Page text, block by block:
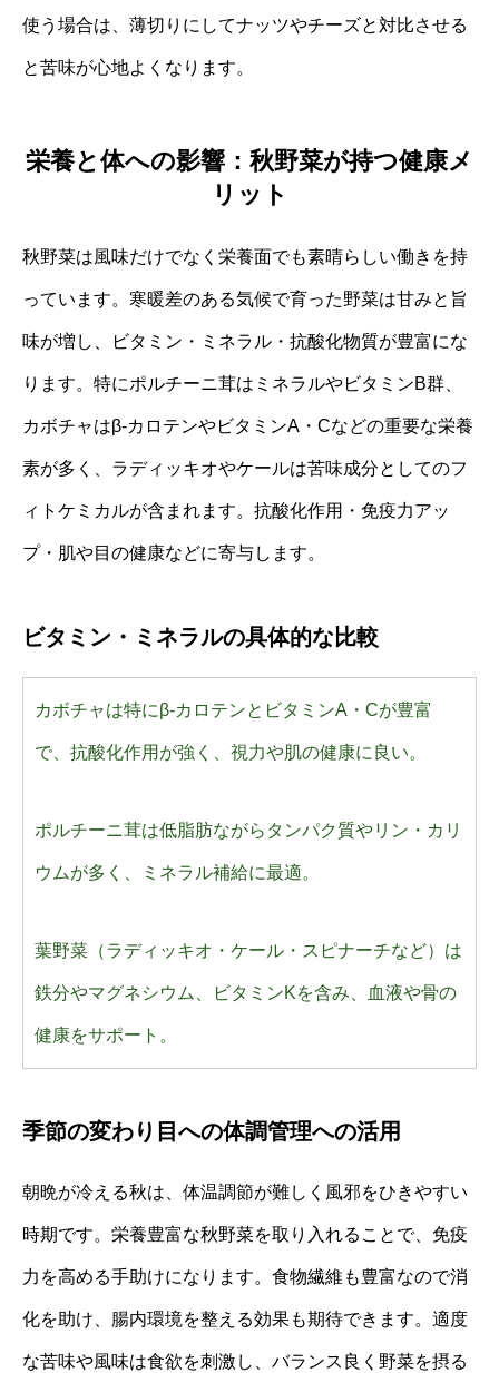
使う場合は、薄切りにしてナッツやチーズと対比させる
と苦味が心地よくなります。
栄養と体への影響：秋野菜が持つ健康メ
リット
秋野菜は風味だけでなく栄養面でも素晴らしい働きを持
っています。寒暖差のある気候で育った野菜は甘みと旨
味が増し、ビタミン・ミネラル・抗酸化物質が豊富にな
ります。特にポルチーニ茸はミネラルやビタミンB群、
カボチャはβ-カロテンやビタミンA・Cなどの重要な栄養
素が多く、ラディッキオやケールは苦味成分としてのフ
ィトケミカルが含まれます。抗酸化作用・免疫力アッ
プ・肌や目の健康などに寄与します。
ビタミン・ミネラルの具体的な比較
カボチャは特にβ-カロテンとビタミンA・Cが豊富
で、抗酸化作用が強く、視力や肌の健康に良い。
ポルチーニ茸は低脂肪ながらタンパク質やリン・カリ
ウムが多く、ミネラル補給に最適。
葉野菜（ラディッキオ・ケール・スピナーチなど）は
鉄分やマグネシウム、ビタミンKを含み、血液や骨の
健康をサポート。
季節の変わり目への体調管理への活用
朝晩が冷える秋は、体温調節が難しく風邪をひきやすい
時期です。栄養豊富な秋野菜を取り入れることで、免疫
力を高める手助けになります。食物繊維も豊富なので消
化を助け、腸内環境を整える効果も期待できます。適度
な苦味や風味は食欲を刺激し、バランス良く野菜を摂る